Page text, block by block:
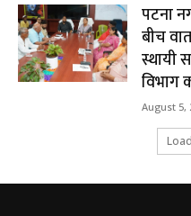
पटना
बीच
स्थायी
विभाग
August 5,